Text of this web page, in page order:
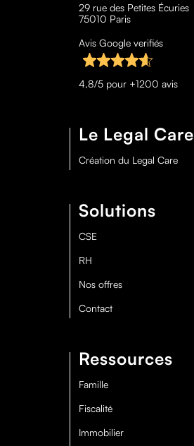
29 rue des Petites Écuries
75010 Paris
Avis Google verifiés
4,8/5 pour +1200 avis
Le Legal Care
Création du Legal Care
Solutions
CSE
RH
Nos offres
Contact
Ressources
Famille
Fiscalité
Immobilier